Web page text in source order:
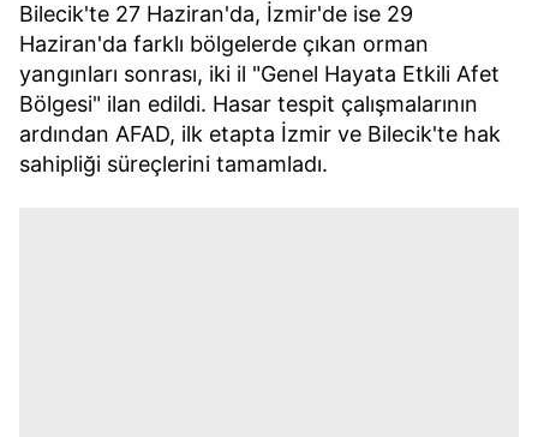
Bilecik'te 27 Haziran'da, İzmir'de ise 29
Haziran'da farklı bölgelerde çıkan orman
yangınları sonrası, iki il "Genel Hayata Etkili Afet
Bölgesi" ilan edildi. Hasar tespit çalışmalarının
ardından AFAD, ilk etapta İzmir ve Bilecik'te hak
sahipliği süreçlerini tamamladı.